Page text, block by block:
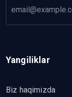
Yangiliklar
Biz haqimizda